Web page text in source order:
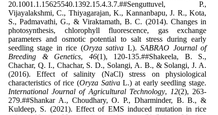
20.1001.1.15625540.1392.15.4.3.7.##Senguttuvel, P.,
Vijayalakshmi, C., Thiyagarajan, K., Kannanbapu, J. R., Kota,
S., Padmavathi, G., & Viraktamath, B. C. (2014). Changes in
photosynthesis, chlorophyll fluorescence, gas exchange
parameters and osmotic potential to salt stress during early
seedling stage in rice (Oryza sativa L).SABRAO Journal of
Breeding & Genetics, 46(1), 120-135.##Shakeela, B. S.,
Chachar, Q. I., Chachar, S. D., Solangi, A. B., & Solangi, J. A.
(2016). Effect of salinity (NaCl) stress on physiological
characteristics of rice (Oryza SativaL.) at early seedling stage.
International Journal of Agricultural Technology, 12(2), 263-
279.##Shankar A., Choudhary, O. P., Dharminder, B. B., &
Kuldeep, S. (2021). Effect of EMS induced mutation in rice